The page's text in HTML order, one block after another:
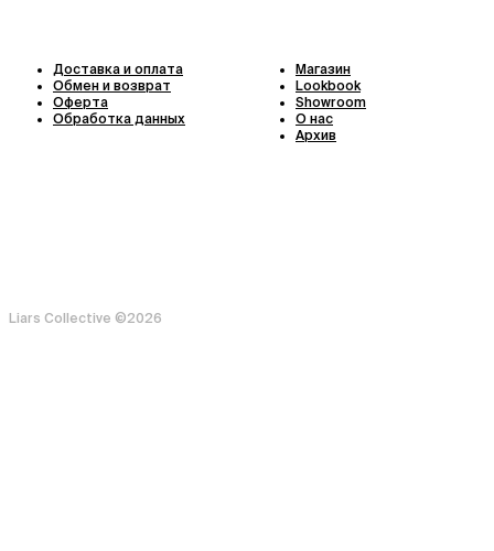
Liars Collective ©2026
Доставка и оплата
Обмен и возврат
Оферта
Обработка данных
Магазин
Lookbook
Showroom
О нас
Архив